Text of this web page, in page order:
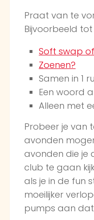
Praat van te
Bijvoorbeeld
Soft swap
Zoenen?
Samen in 1
Een woord
Alleen met
Probeer je van
avonden
avonden die je
club te gaan
als je in de fun
moeilijker
pumps aan